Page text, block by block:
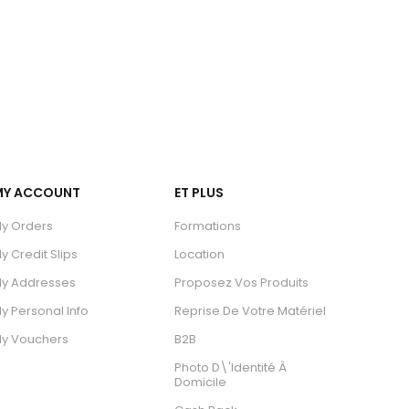
ACCOUNT
Orders
Credit Slips
Addresses
Personal Info
Vouchers
ET PLUS
Formations
Location
Proposez Vos Produits
Reprise De Votre Matériel
B2B
Photo D\'identité À
Domicile